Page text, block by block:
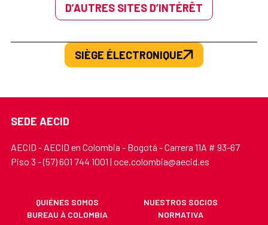
D’AUTRES SITES D’INTÉRÊT
SIÈGE ÉLECTRONIQUE
SEDE AECID
AECID - AECID en Colombia - Bogotá - Carrera 11A # 93-67
Piso 3 - (57) 601 744 1001 | oce.colombia@aecid.es
QUIÉNES SOMOS
NUESTROS SOCIOS
BUREAU À COLOMBIA
NORMATIVA